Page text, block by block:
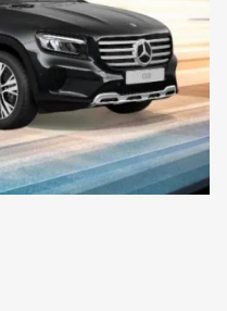
et pratique